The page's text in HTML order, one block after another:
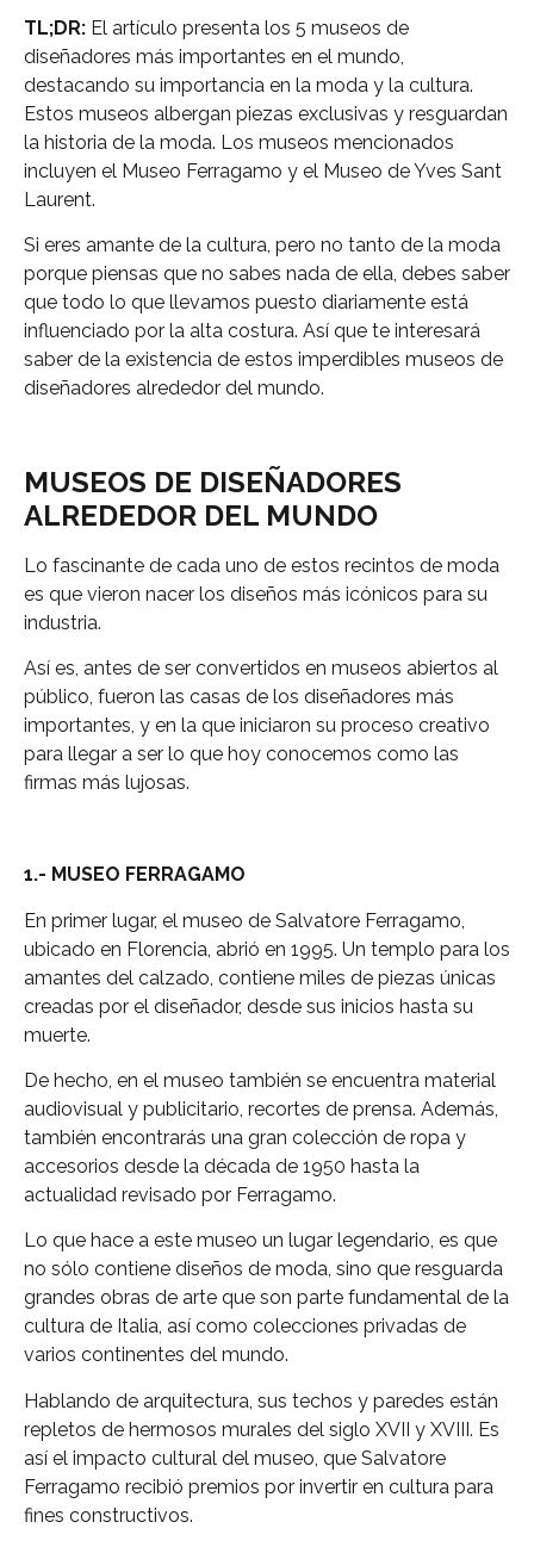
TL;DR: El artículo presenta los 5 museos de
diseñadores más importantes en el mundo,
destacando su importancia en la moda y la cultura.
Estos museos albergan piezas exclusivas y resguardan
la historia de la moda. Los museos mencionados
incluyen el Museo Ferragamo y el Museo de Yves Sant
Laurent.
Si eres amante de la cultura, pero no tanto de la moda
porque piensas que no sabes nada de ella, debes saber
que todo lo que llevamos puesto diariamente está
influenciado por la alta costura. Así que te interesará
saber de la existencia de estos imperdibles museos de
diseñadores alrededor del mundo.
MUSEOS DE DISEÑADORES
ALREDEDOR DEL MUNDO
Lo fascinante de cada uno de estos recintos de moda
es que vieron nacer los diseños más icónicos para su
industria.
Así es, antes de ser convertidos en museos abiertos al
público, fueron las casas de los diseñadores más
importantes, y en la que iniciaron su proceso creativo
para llegar a ser lo que hoy conocemos como las
firmas más lujosas.
1.- MUSEO FERRAGAMO
En primer lugar, el museo de Salvatore Ferragamo,
ubicado en Florencia, abrió en 1995. Un templo para los
amantes del calzado, contiene miles de piezas únicas
creadas por el diseñador, desde sus inicios hasta su
muerte.
De hecho, en el museo también se encuentra material
audiovisual y publicitario, recortes de prensa. Además,
también encontrarás una gran colección de ropa y
accesorios desde la década de 1950 hasta la
actualidad revisado por Ferragamo.
Lo que hace a este museo un lugar legendario, es que
no sólo contiene diseños de moda, sino que resguarda
grandes obras de arte que son parte fundamental de la
cultura de Italia, así como colecciones privadas de
varios continentes del mundo.
Hablando de arquitectura, sus techos y paredes están
repletos de hermosos murales del siglo XVII y XVIII. Es
así el impacto cultural del museo, que Salvatore
Ferragamo recibió premios por invertir en cultura para
fines constructivos.